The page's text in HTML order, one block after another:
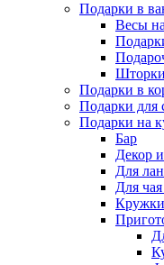
Подарки в
Весы
Шторки
Подарки в
Подарки для
Подарки на
Бар
Декор
Для
Для